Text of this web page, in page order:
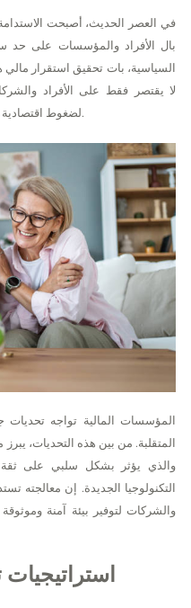
في العصر الحديث، أصبحت
بال الأفراد والمؤسسات على حد
السياسية، بات تحقيق استقرار مالي
لا يقتصر فقط على الأفراد
لضغوط اقتصادية متعددة تؤثر على معدلات النمو والاستثمار.
المؤسسات المالية تواجه تحديات
المتقلبة. من بين هذه التحديات،
التكنولوجيا الجديدة. إن معالجته
والشركات لتوفير بيئة آمنة
استراتيجيات